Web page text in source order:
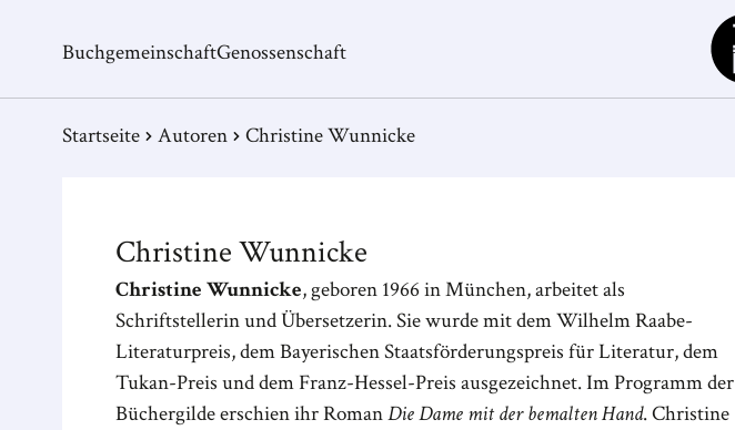
BuchgemeinschaftGenossenschaft
Startseite Autoren Christine Wunnicke
ChristineWunnicke
Christine Wunnicke, geboren 1966 in München, arbeitet als
Schriftstellerin und Übersetzerin. Sie wurde mit dem Wilhelm Raabe-
Literaturpreis, dem Bayerischen Staatsförderungspreis für Literatur, dem
Tukan-Preis und dem Franz-Hessel-Preis ausgezeichnet. Im Programm der
Büchergilde erschien ihr RomanDie Dame mit der bemalten Hand. Christine